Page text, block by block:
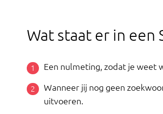
Wat staat er in een
Een nulmeting, zodat je weet
Wanneer jij nog geen
uitvoeren.